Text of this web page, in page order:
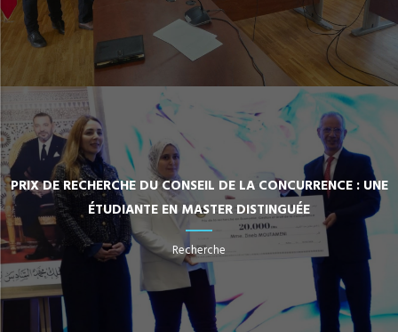
PRIX DE RECHERCHE DU CONSEIL DE LA CONCURRENCE : UNE
ÉTUDIANTE EN MASTER DISTINGUÉE
Recherche